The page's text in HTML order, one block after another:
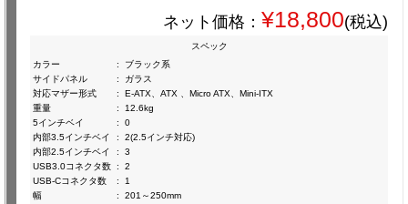
ネット価格： ¥18,800(税込)
スペック
カラー
:
ブラック系
サイドパネル
:
ガラス
対応マザー形式
:
E-ATX、ATX 、Micro ATX、Mini-ITX
重量
:
12.6kg
5インチベイ
:
0
内部3.5インチベイ
:
2(2.5インチ対応)
内部2.5インチベイ
:
3
USB3.0コネクタ数 :
2
USB-Cコネクタ数
:
1
幅
:
201～250mm